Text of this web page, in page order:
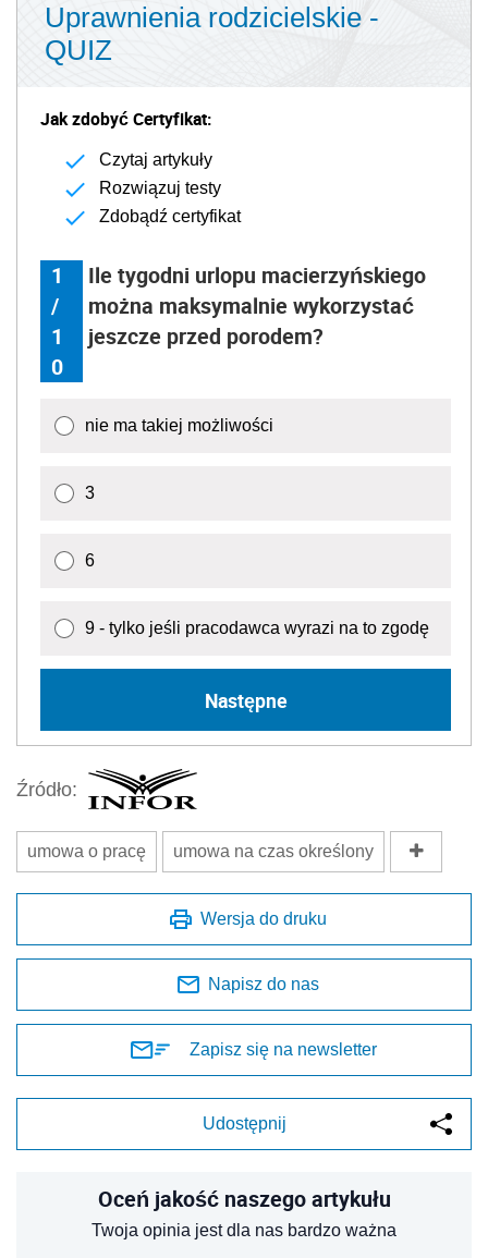
Uprawnienia rodzicielskie -
QUIZ
Jak zdobyć Certyfikat:
Czytaj artykuły
Rozwiązuj testy
Zdobądź certyfikat
1
/
1
0
Ile tygodni urlopu macierzyńskiego
można maksymalnie wykorzystać
jeszcze przed porodem?
nie ma takiej możliwości
3
6
9 - tylko jeśli pracodawca wyrazi na to zgodę
Następne
Źródło:
umowa o pracę umowa na czas określony
Wersja do druku
Napisz do nas
Zapisz się na newsletter
Udostępnij
Oceń jakość naszego artykułu
Twoja opinia jest dla nas bardzo ważna